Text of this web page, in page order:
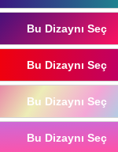
Bu Dizaynı Seç
Bu Dizaynı Seç
Bu Dizaynı Seç
Bu Dizaynı Seç